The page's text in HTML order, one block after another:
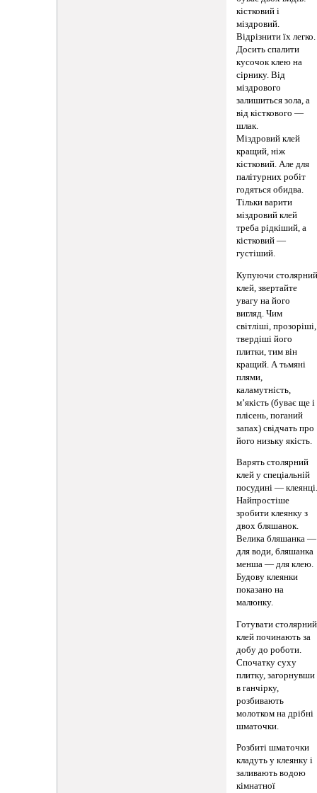
кістковий і
міздровий.
Відрізнити їх легко.
Досить спалити
кусочок клею на
сірнику. Від
міздрового
залишиться зола, а
від кісткового —
шлак.
Міздровий клей
кращий, ніж
кістковий. Але для
палітурних робіт
годяться обидва.
Тільки варити
міздровий клей
треба рідкіший, а
кістковий —
густіший.
Купуючи
клей, звертайте
увагу на його
вигляд. Чим
світліші, прозоріші,
твердіші його
плитки, тим він
кращий. А тьмяні
плями,
каламутність,
м’якість (буває ще і
плісень, поганий
запах) свідчать про
його низьку якість.
Варять столярний
клей у спеціальній
посудині —
Найпростіше
зробити клеянку з
двох бляшанок.
Велика бляшанка —
для води, бляшанка
менша — для клею.
Будову клеянки
показано на
малюнку.
Готувати столярний
клей починають за
добу до роботи.
Спочатку суху
плитку, загорнувши
в ганчірку,
розбивають
молотком на дрібні
шматочки.
Розбиті шматочки
кладуть у клеянку і
заливають водою
кімнатної